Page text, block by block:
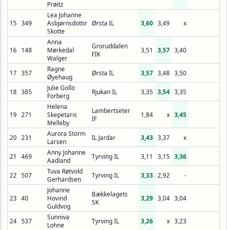
Prøitz
15 349
Lea Johanne
Asbjørnsdottir
Skotte
Ørsta IL 3,60 3,49 x
16 148
Anna
Mørkedal
Walger
Groruddalen
FIK
3,51 3,57 3,40
17 357
Ragne
Øyehaug
Ørsta IL 3,57 3,48 3,50
18 385
Julie Gollo
Forberg
Rjukan IL 3,35 3,54 3,35
19 271
Helena
Skepetaris
Melleby
Lambertseter
IF
1,84 x 3,45
20 231
Aurora Storm
Larsen
IL Jardar 3,43 3,37 x
21 469
Anny Johanne
Aadland
Tyrving IL 3,11 3,15 3,36
22 507
Tuva Røtvold
Gerhardsen
Tyrving IL 3,33 2,92 -
23 40
Johanne
Hovind
Guldvog
Bækkelagets
SK
3,29 3,04 3,04
24 537
Sunniva
Lohne
Tyrving IL 3,26 x 3,23